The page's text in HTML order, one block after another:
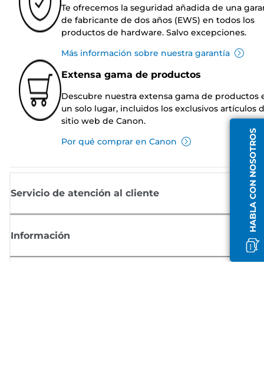
HABLA CON NOSOTROS
Te ofrecemos la seguridad añadida de una
de fabricante de dos años (EWS) en todos los
productos de hardware. Salvo excepciones.
Más información sobre nuestra garantía
Extensa gama de productos
Descubre nuestra extensa gama de productos
un solo lugar, incluidos los exclusivos artículos
sitio web de Canon.
Por qué comprar en Canon
Servicio de atención al cliente
Información